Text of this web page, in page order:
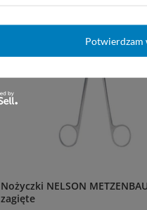
Nożyczki NELSON
zagięte
Potwierdzam